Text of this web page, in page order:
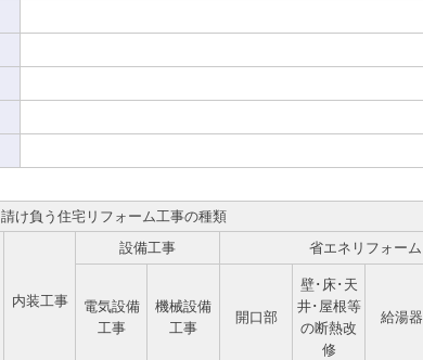
請け負う住宅リフォーム工事の種類
内装工事
設備工事
省エネリフォーム
電気設備
工事
機械設備
工事
開口部
壁･床･天
井･屋根等
の断熱改
修
給湯器